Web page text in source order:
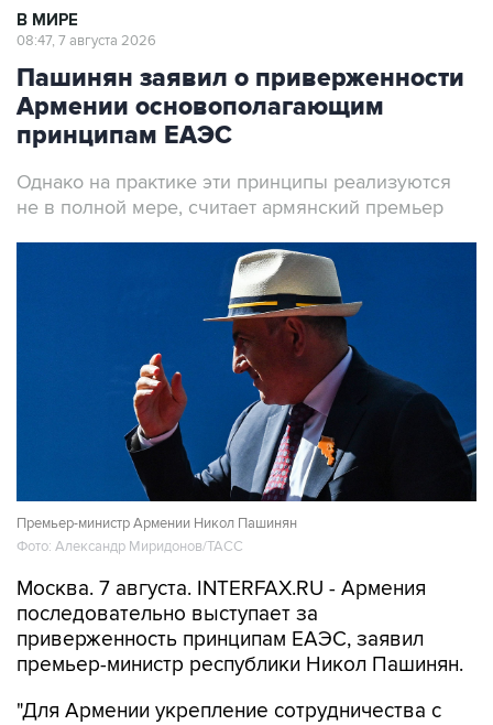
В МИРЕ
08:47, 7 августа 2026
Пашинян заявил о приверженности
Армении основополагающим
принципам ЕАЭС
Однако на практике эти принципы реализуются
не в полной мере, считает армянский премьер
Премьер-министр Армении Никол Пашинян
Фото: Александр Миридонов/ТАСС
Москва. 7 августа. INTERFAX.RU - Армения
последовательно выступает за
приверженность принципам ЕАЭС, заявил
премьер-министр республики Никол Пашинян.
"Для Армении укрепление сотрудничества с